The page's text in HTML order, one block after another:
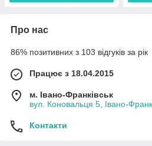
Про нас
86% позитивних з 103 відгуків за рік
Працює з 18.04.2015
м. Івано-Франківськ
вул. Коновальця 5, Івано-
Контакти